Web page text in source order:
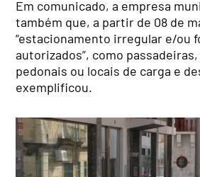
Em comunicado, a empresa
também que, a partir de 08 de
“estacionamento irregular e/ou
autorizados”, como
pedonais ou locais de carga e
exemplificou.